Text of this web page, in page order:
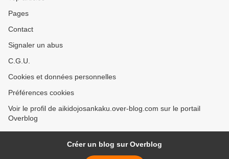
Pages
Contact
Signaler un abus
C.G.U.
Cookies et données personnelles
Préférences cookies
Voir le profil de aikidojosankaku.over-blog.com sur le portail
Overblog
Créer un blog sur Overblog